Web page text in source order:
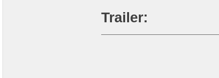
Trailer: